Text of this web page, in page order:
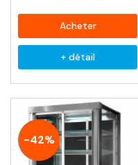
Acheter
+ détail
-42%